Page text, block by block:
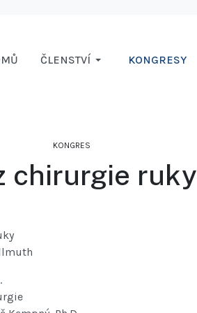
ČLENSTVÍ KONGRESY
KONGRES
chirurgie ruky